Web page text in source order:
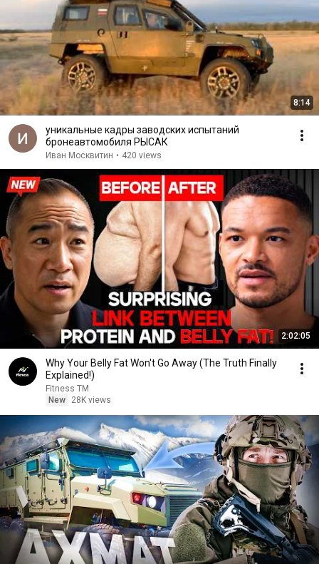
8:14
уникальные кадры заводских испытаний
бронеавтомобиля РЫСАК
Иван Москвитин • 420 views
2:02:05
Why Your Belly Fat Won't Go Away (The Truth Finally
Explained!)
Fitness TM
New
28K views